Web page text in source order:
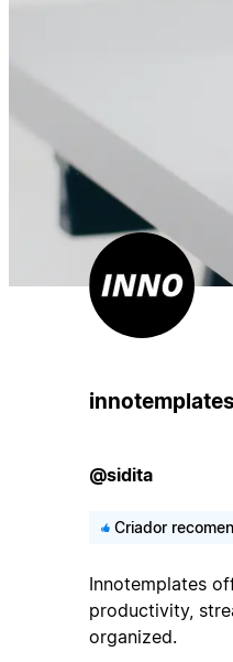
innotemplates
@sidita
Criador
Innotemplates
productivity,
organized.